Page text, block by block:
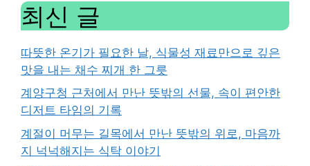
최신 글
따뜻한 온기가 필요한 날, 식물성 재료만으로 깊은
맛을 내는 채수 찌개 한 그릇
계양구청 근처에서 만난 뜻밖의 선물, 속이 편안한
디저트 타임의 기록
계절이 머무는 길목에서 만난 뜻밖의 위로, 마음까
지 넉넉해지는 식탁 이야기